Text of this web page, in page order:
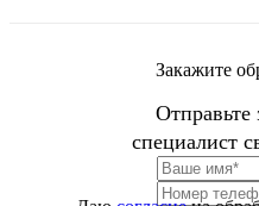
Закажите
Отправьте
специалист